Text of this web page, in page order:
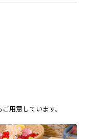
用意しています。